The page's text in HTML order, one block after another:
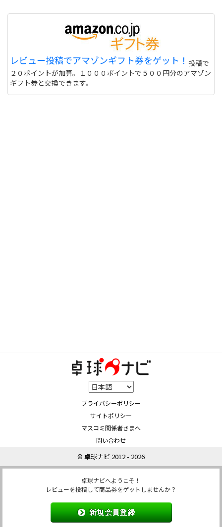
レビュー投稿でアマゾンギフト券をゲット！ 投稿で
２０ポイントが加算。１０００ポイントで５００円分のアマゾン
ギフト券と交換できます。
プライバシーポリシー
サイトポリシー
マスコミ関係者さまへ
問い合わせ
© 卓球ナビ 2012 - 2026
卓球ナビへようこそ！
レビューを投稿して商品券をゲットしませんか？